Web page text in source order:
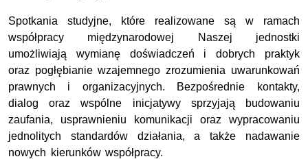
Spotkania studyjne, które realizowane są w ramach
współpracy międzynarodowej Naszej jednostki
umożliwiają wymianę doświadczeń i dobrych praktyk
oraz pogłębianie wzajemnego zrozumienia uwarunkowań
prawnych i organizacyjnych. Bezpośrednie kontakty,
dialog oraz wspólne inicjatywy sprzyjają budowaniu
zaufania, usprawnieniu komunikacji oraz wypracowaniu
jednolitych standardów działania, a także nadawanie
nowych kierunków współpracy.